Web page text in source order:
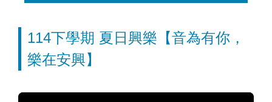
114下學期 夏日興樂【音為有你，
樂在安興】